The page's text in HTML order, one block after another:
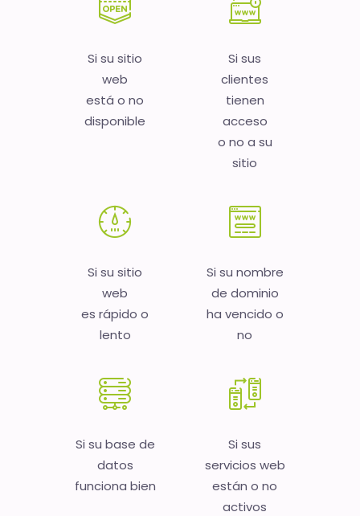
Si su sitio
web
está o no
disponible
Si sus
clientes
tienen
acceso
o no a su
sitio
Si su sitio
web
es rápido o
lento
Si su nombre
de dominio
ha vencido o
no
Si su base de
datos
funciona bien
Si sus
servicios web
están o no
activos